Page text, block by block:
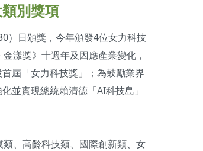
別獎項
）日頒獎，今年頒發4位女力科技
漾獎》十週年及因應產業變化，
屆「女力科技獎」；為鼓勵業界
並實現總統賴清德「AI科技島」
、高齡科技類、國際創新類、女